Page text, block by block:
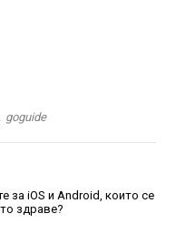
goguide
за iOS и Android, които се
здраве?